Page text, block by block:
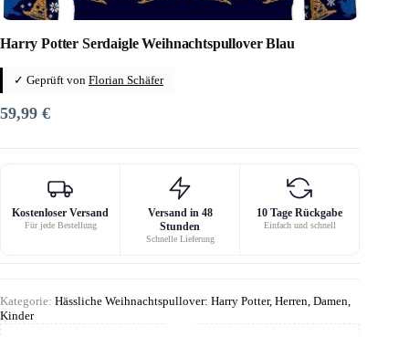
Harry Potter Serdaigle Weihnachtspullover Blau
✓ Geprüft von Florian Schäfer
59,99 €
Kostenloser Versand
Für jede Bestellung
Versand in 48
Stunden
Schnelle Lieferung
10 Tage Rückgabe
Einfach und schnell
Kategorie: Hässliche Weihnachtspullover: Harry Potter, Herren, Damen,
Kinder